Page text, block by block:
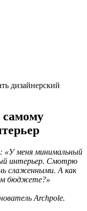
дизайнерский
«У меня минимальный
интерьер. Смотрю
слаженными. А как
бюджете?»
Archpole.